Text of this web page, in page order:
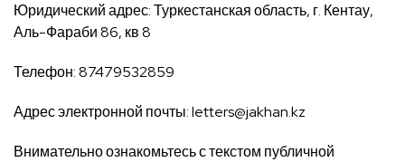
Юридический адрес: Туркестанская область, г. Кентау,
Аль-Фараби 86, кв 8
Телефон: 87479532859
Адрес электронной почты:letters@jakhan.kz
Внимательно ознакомьтесь с текстом публичной